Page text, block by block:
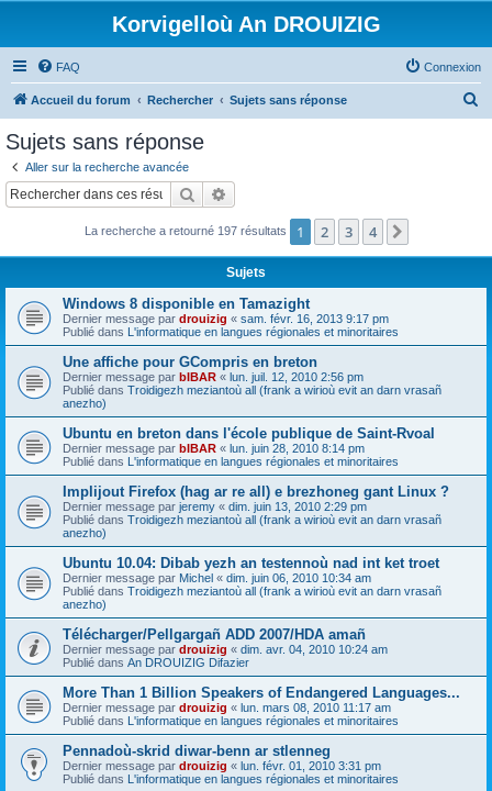
Korvigelloù An DROUIZIG
FAQ Connexion
Accueil du forum Rechercher Sujets sans réponse
c
Sujets sans réponse
Aller sur la recherche avancée
Rechercher
La recherche a retourné 197 résultats 1 2 3 4
Sujets
Windows 8 disponible en Tamazight
Dernier message par drouizig « sam. févr. 16, 2013 9:17 pm
Publié dans L'informatique en langues régionales et minoritaires
Une affiche pour GCompris en breton
Dernier message par bIBAR « lun. juil. 12, 2010 2:56 pm
Publié dans Troidigezh meziantoù all (frank a wirioù evit an darn vrasañ
anezho)
Ubuntu en breton dans l'école publique de Saint-Rvoal
Dernier message par bIBAR « lun. juin 28, 2010 8:14 pm
Publié dans L'informatique en langues régionales et minoritaires
Implijout Firefox (hag ar re all) e brezhoneg gant Linux ?
Dernier message par jeremy « dim. juin 13, 2010 2:29 pm
Publié dans Troidigezh meziantoù all (frank a wirioù evit an darn vrasañ
anezho)
Ubuntu 10.04: Dibab yezh an testennoù nad int ket troet
Dernier message par Michel « dim. juin 06, 2010 10:34 am
Publié dans Troidigezh meziantoù all (frank a wirioù evit an darn vrasañ
anezho)
Télécharger/Pellgargañ ADD 2007/HDA amañ
Dernier message par drouizig « dim. avr. 04, 2010 10:24 am
Publié dans An DROUIZIG Difazier
More Than 1 Billion Speakers of Endangered Languages...
Dernier message par drouizig « lun. mars 08, 2010 11:17 am
Publié dans L'informatique en langues régionales et minoritaires
Pennadoù-skrid diwar-benn ar stlenneg
Dernier message par drouizig « lun. févr. 01, 2010 3:31 pm
Publié dans L'informatique en langues régionales et minoritaires